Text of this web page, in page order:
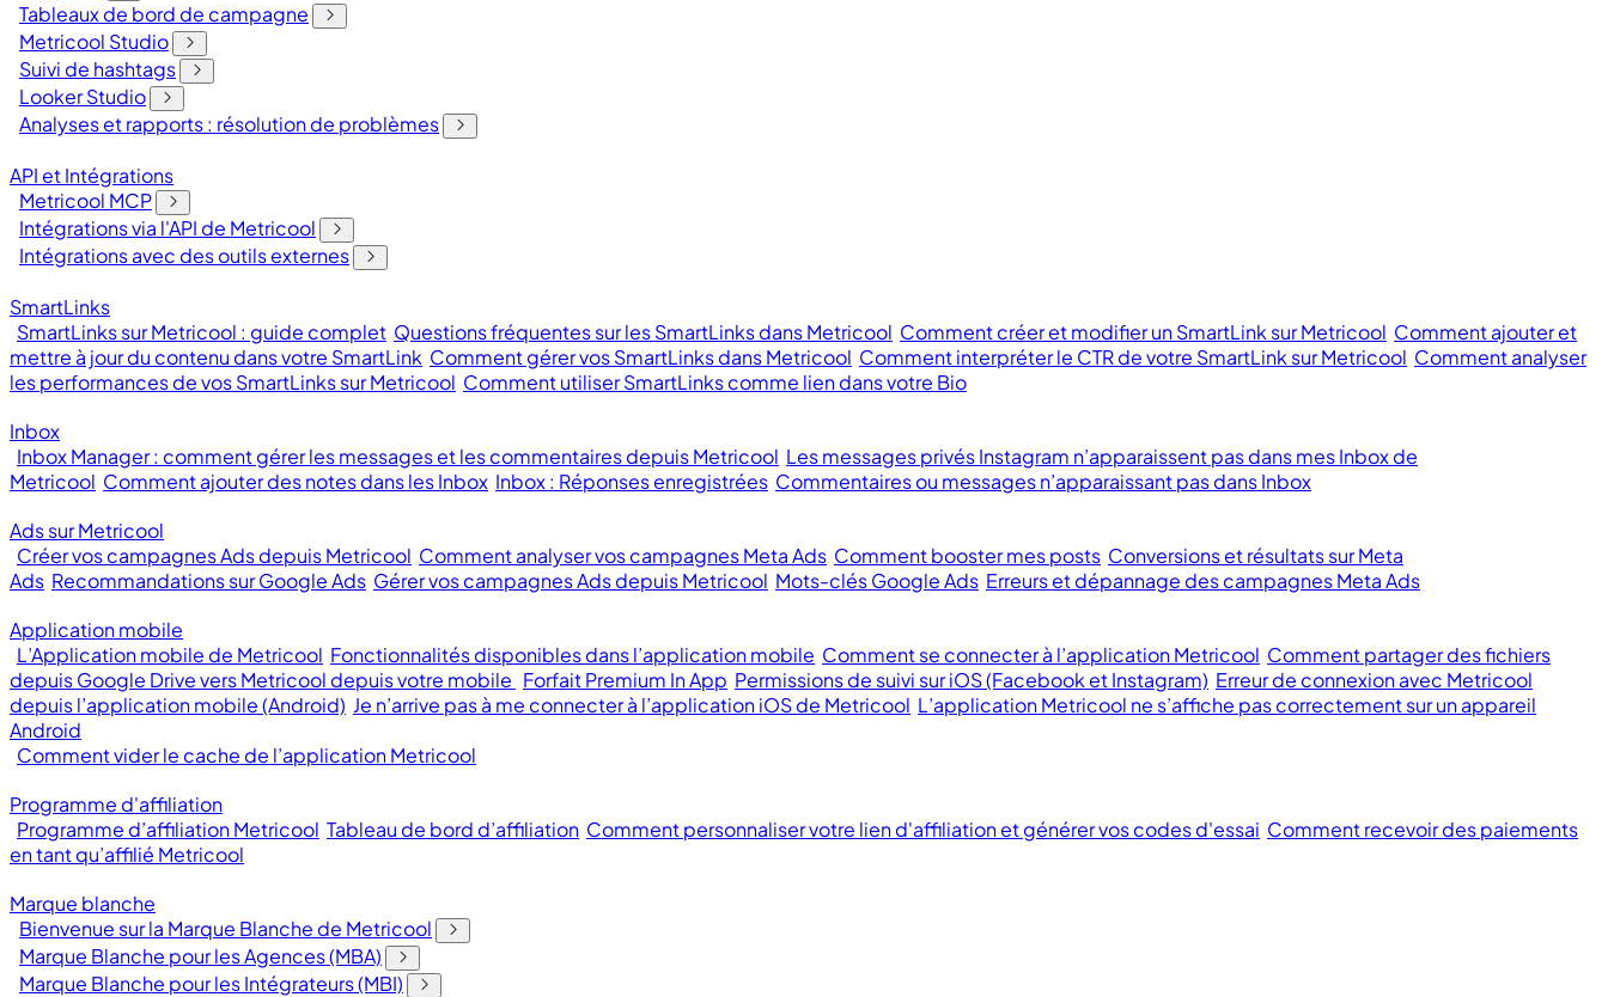
Tableaux de bord de campagne
Metricool Studio
Suivi de hashtags
Looker Studio
Analyses et rapports : résolution de problèmes
API et Intégrations
Metricool MCP
Intégrations via l'API de Metricool
Intégrations avec des outils externes
SmartLinks
SmartLinks sur Metricool : guide complet Questions fréquentes sur les SmartLinks dans Metricool Comment créer et modifier un SmartLink sur Metricool Comment ajouter et
mettre à jour du contenu dans votre SmartLink Comment gérer vos SmartLinks dans Metricool Comment interpréter le CTR de votre SmartLink sur Metricool Comment analyser
les performances de vos SmartLinks sur Metricool Comment utiliser SmartLinks comme lien dans votre Bio
Inbox
Inbox Manager : comment gérer les messages et les commentaires depuis Metricool Les messages privés Instagram n’apparaissent pas dans mes Inbox de
Metricool Comment ajouter des notes dans les Inbox Inbox : Réponses enregistrées Commentaires ou messages n’apparaissant pas dans Inbox
Ads sur Metricool
Créer vos campagnes Ads depuis Metricool Comment analyser vos campagnes Meta Ads Comment booster mes posts Conversions et résultats sur Meta
Ads Recommandations sur Google Ads Gérer vos campagnes Ads depuis Metricool Mots-clés Google Ads Erreurs et dépannage des campagnes Meta Ads
Application mobile
L’Application mobile de Metricool Fonctionnalités disponibles dans l’application mobile Comment se connecter à l’application Metricool Comment partager des fichiers
depuis Google Drive vers Metricool depuis votre mobile Forfait Premium In App Permissions de suivi sur iOS (Facebook et Instagram) Erreur de connexion avec Metricool
depuis l’application mobile (Android) Je n’arrive pas à me connecter à l’application iOS de Metricool L’application Metricool ne s’affiche pas correctement sur un appareil
Android
Comment vider le cache de l’application Metricool
Programme d'affiliation
Programme d’affiliation Metricool Tableau de bord d’affiliation Comment personnaliser votre lien d'affiliation et générer vos codes d'essai Comment recevoir des paiements
en tant qu’affilié Metricool
Marque blanche
Bienvenue sur la Marque Blanche de Metricool
Marque Blanche pour les Agences (MBA)
Marque Blanche pour les Intégrateurs (MBI)